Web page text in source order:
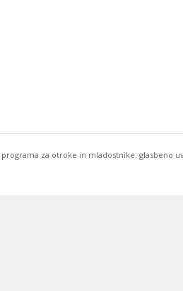
za otroke in mladostnike: glasbeno